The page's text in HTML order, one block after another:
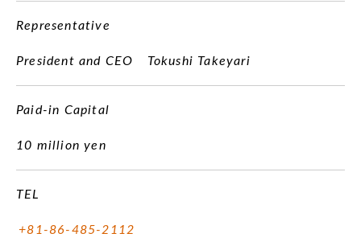
Representative
President and CEO Tokushi Takeyari
Paid-in Capital
10 million yen
TEL
+81-86-485-2112